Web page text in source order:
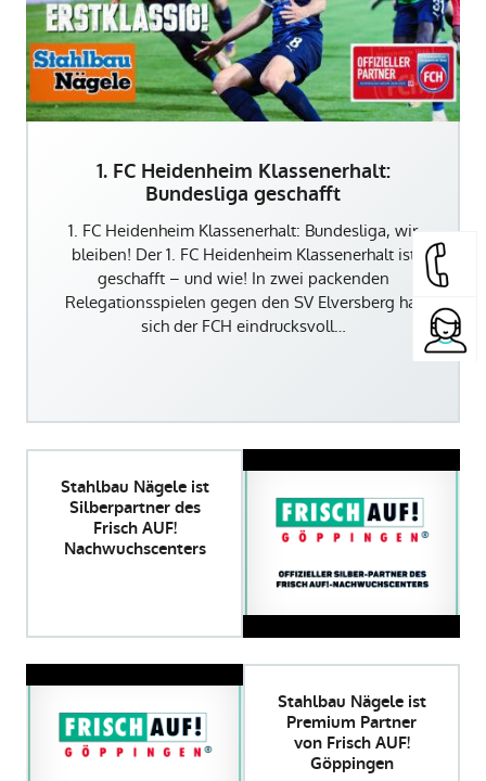
1. FC Heidenheim Klassenerhalt:
Bundesliga geschafft
1. FC Heidenheim Klassenerhalt: Bundesliga, wir
bleiben! Der 1. FC Heidenheim Klassenerhalt ist
geschafft – und wie! In zwei packenden
Relegationsspielen gegen den SV Elversberg hat
sich der FCH eindrucksvoll…
Stahlbau Nägele ist
Silberpartner des
Frisch AUF!
Nachwuchscenters
Stahlbau Nägele ist
Premium Partner
von Frisch AUF!
Göppingen